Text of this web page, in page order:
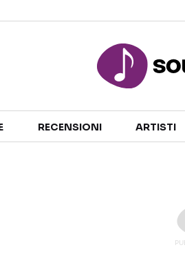
RECENSIONI ARTISTI